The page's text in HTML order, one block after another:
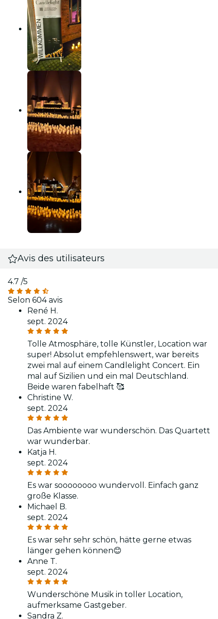
Avis des utilisateurs
4.7 /5
Selon 604 avis
René H.
sept. 2024
Tolle Atmosphäre, tolle Künstler, Location war
super! Absolut empfehlenswert, war bereits
zwei mal auf einem Candlelight Concert. Ein
mal auf Sizilien und ein mal Deutschland.
Beide waren fabelhaft 🥰
Christine W.
sept. 2024
Das Ambiente war wunderschön. Das Quartett
war wunderbar.
Katja H.
sept. 2024
Es war soooooooo wundervoll. Einfach ganz
große Klasse.
Michael B.
sept. 2024
Es war sehr sehr schön, hätte gerne etwas
länger gehen können😊
Anne T.
sept. 2024
Wunderschöne Musik in toller Location,
aufmerksame Gastgeber.
Sandra Z.